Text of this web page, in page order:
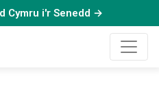
Cymru i'r Senedd →